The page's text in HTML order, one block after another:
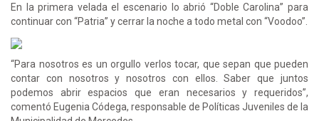
En la primera velada el escenario lo abrió “Doble Carolina” para
continuar con “Patria” y cerrar la noche a todo metal con “Voodoo”.
“Para nosotros es un orgullo verlos tocar, que sepan que pueden
contar con nosotros y nosotros con ellos. Saber que juntos
podemos abrir espacios que eran necesarios y requeridos”,
comentó Eugenia Códega, responsable de Políticas Juveniles de la